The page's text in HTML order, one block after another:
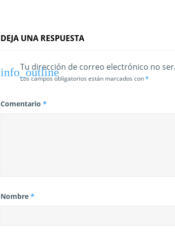
t
r
d
DEJA UNA RESPUESTA
Tu dirección de correo electrónico no
Los campos obligatorios están marcados con*
Comentario *
Nombre *